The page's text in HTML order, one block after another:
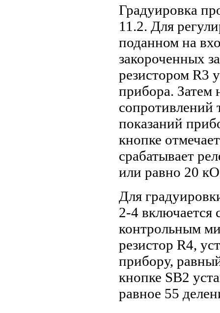
Градуировка
11.2. Для
поданном на
закороченных
резистором R3
прибора. Затем
сопротивлений
показаний
кнопке
срабатывает
или равно 20
Для
2-4 включается
контрольным
резистор R4,
прибору,
кнопке SВ2
равное 55